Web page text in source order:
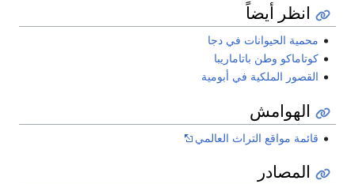
انظر أيضاً
محمية الحيوانات في دجا
كوتاماكو وطن باتاماريبا
القصور الملكية في أبومية
الهوامش
قائمة مواقع التراث العالمي
المصادر